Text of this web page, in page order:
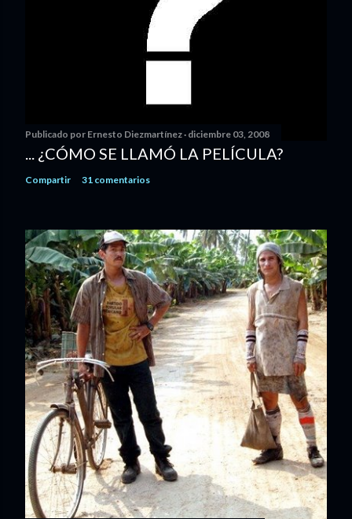
Publicado por Ernesto Diezmartínez diciembre 03, 2008
... ¿CÓMO SE LLAMÓ LA PELÍCULA?
Compartir 31 comentarios